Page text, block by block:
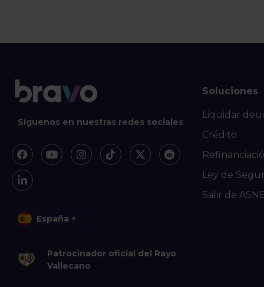
Síguenos en nuestras redes sociales
España ▾
Patrocinador oficial del Rayo
Vallecano
Soluciones
Liquidar
Crédito
Ley de
Salir de